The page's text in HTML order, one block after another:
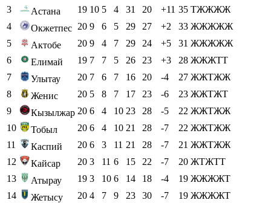
3 Астана 19 10 5 4 31 20 +11 35 ТЖЖЖЖ
4
Окжетпес 20 9 6 5 29 27 +2 33 ЖЖЖЖЖ
5
Актобе 20 9 4 7 29 24 +5 31 ЖЖЖЖЖ
6
Елимай 19 7 7 5 26 23 +3 28 ЖЖЖТТ
7
Улытау 20 7 6 7 16 20 -4 27 ЖЖТЖЖ
8
Женис 20 5 8 7 17 23 -6 23 ЖЖТЖТ
9
Кызылжар 20 6 4 10 23 28 -5 22 ЖЖТЖЖ
10
Тобыл 20 6 4 10 21 28 -7 22 ЖЖТЖЖ
11
Каспий 20 6 3 11 21 28 -7 21 ЖЖТЖЖ
12
Кайсар 20 3 11 6 15 22 -7 20 ЖТЖТТ
13
Атырау 19 3 10 6 14 18 -4 19 ЖЖЖЖТ
14
Жетысу 20 4 7 9 23 30 -7 19 ЖЖЖЖТ